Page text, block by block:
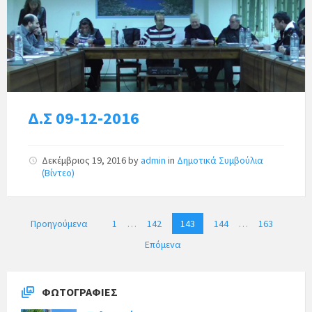
Δ.Σ 09-12-2016
Δεκέμβριος 19, 2016byadmin in Δημοτικά Συμβούλια
(Βίντεο)
Προηγούμενα 1 … 142 143 144 …
163
Επόμενα
ΦΩΤΟΓΡΑΦΊΕΣ